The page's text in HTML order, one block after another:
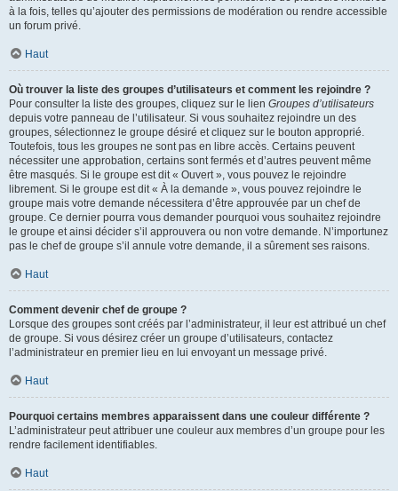
à la fois, telles qu’ajouter des permissions de modération ou rendre accessible
un forum privé.
Haut
Où trouver la liste des groupes d’utilisateurs et comment les rejoindre ?
Pour consulter la liste des groupes, cliquez sur le lien Groupes d’utilisateurs
depuis votre panneau de l’utilisateur. Si vous souhaitez rejoindre un des
groupes, sélectionnez le groupe désiré et cliquez sur le bouton approprié.
Toutefois, tous les groupes ne sont pas en libre accès. Certains peuvent
nécessiter une approbation, certains sont fermés et d’autres peuvent même
être masqués. Si le groupe est dit « Ouvert », vous pouvez le rejoindre
librement. Si le groupe est dit « À la demande », vous pouvez rejoindre le
groupe mais votre demande nécessitera d’être approuvée par un chef de
groupe. Ce dernier pourra vous demander pourquoi vous souhaitez rejoindre
le groupe et ainsi décider s’il approuvera ou non votre demande. N’importunez
pas le chef de groupe s’il annule votre demande, il a sûrement ses raisons.
Haut
Comment devenir chef de groupe ?
Lorsque des groupes sont créés par l’administrateur, il leur est attribué un chef
de groupe. Si vous désirez créer un groupe d’utilisateurs, contactez
l’administrateur en premier lieu en lui envoyant un message privé.
Haut
Pourquoi certains membres apparaissent dans une couleur différente ?
L’administrateur peut attribuer une couleur aux membres d’un groupe pour les
rendre facilement identifiables.
Haut